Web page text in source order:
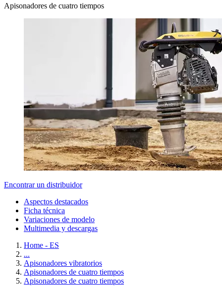
Apisonadores de cuatro tiempos
Encontrar un distribuidor
Aspectos destacados
Ficha técnica
Variaciones de modelo
Multimedia y descargas
Home - ES
...
Apisonadores vibratorios
Apisonadores de cuatro tiempos
Apisonadores de cuatro tiempos